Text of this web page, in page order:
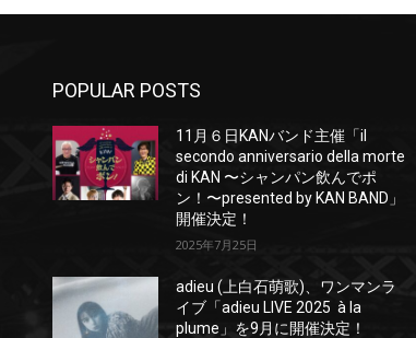
POPULAR POSTS
11月６日KANバンド主催「il
secondo anniversario della morte
di KAN 〜シャンパン飲んでポ
ン！〜presented by KAN BAND」
開催決定！
2025年7月25日
adieu (上白石萌歌)、ワンマンラ
イブ「adieu LIVE 2025 à la
plume」を9月に開催決定！